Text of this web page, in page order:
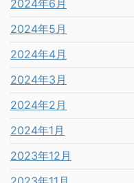
2024年6月
2024年5月
2024年4月
2024年3月
2024年2月
2024年1月
2023年12月